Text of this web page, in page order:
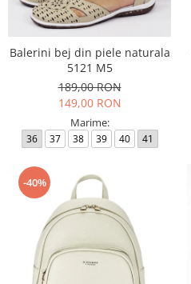
Balerini bej din piele naturala
5121 M5
189,00 RON
149,00 RON
Marime:
36 37 38 39 40 41
-40%